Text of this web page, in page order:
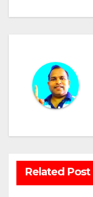
Related Post